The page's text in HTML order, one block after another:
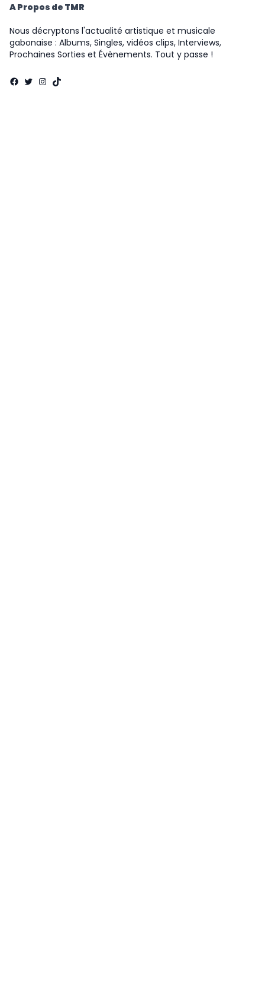
A Propos de TMR
Nous décryptons l'actualité artistique et musicale
gabonaise : Albums, Singles, vidéos clips, Interviews,
Prochaines Sorties et Évènements. Tout y passe !
Facebook
Twitter
Instagram
TikTok